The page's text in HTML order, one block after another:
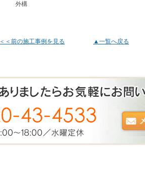
外構
＜＜前の施工事例を見る ▲一覧へ戻る